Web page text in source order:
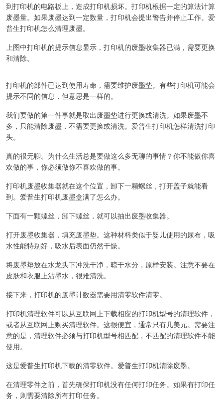
到打印机的电路板上，造成打印机损坏。打印机根据一定的算法计算
废墨量。如果废墨达到一定数量，打印机会提出警告并停止工作。爱
普生打印机怎么清理废墨。
上图中打印机的提示信息显示，打印机的废墨收集器已满，需要更换
和清除。
打印机的部件已达到使用寿命，需要维护废墨垫。有些打印机可能会
提示不同的信息，但意思是一样的。
我们要做的第一件事就是取出废墨垫进行更换或清洗。如果废墨不
多，只能清除废墨，不需要更换或清洗。爱普生打印机怎样清洗打印
头。
真的很无聊。为什么生活总是要做这么多无聊的事情？你不能做你喜
欢做的事，你必须做你不喜欢做的事。
打印机废墨收集器就在这个位置，卸下一颗螺丝，打开盖子就能看
到。爱普生打印机废墨盒满了怎么办。
下面有一颗螺丝，卸下螺丝，就可以抽出废墨收集器。
打开废墨收集器，填充废墨垫。这种材料类似于婴儿使用的尿布，吸
水性能特别好，吸水后表面仍然干燥。
将废墨垫放在水龙头下冲洗干净，晾干水分，原样安装。注意不要在
皮肤和衣服上沾墨水，很难清洗。
接下来，打印机的废墨计数器需要用清零软件清零。
打印机清理软件可以从互联网上下载相应的打印机型号的清理软件，
或者从互联网上购买清理软件。这很便宜，通常只有几美元。需要注
意的是，清理软件必须与打印机型号相匹配，不匹配的清理软件不能
使用。
这是爱普生打印机下载的清零软件。爱普生打印机清除废墨。
在清理零件之前，首先确保打印机没有任何打印任务。如果有打印任
务，则需要清除所有打印任务。